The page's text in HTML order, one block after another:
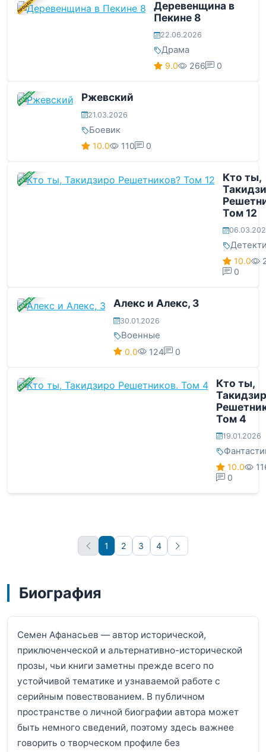
В ПРОЦЕССЕ
Деревенщина в
Пекине 8
22.06.2026
Драма
9.0 266 0
ЗАВЕРШЕНА Ржевский
21.03.2026
Боевик
10.0 110 0
ЗАВЕРШЕНА
Кто ты,
Том 12
10.0
0
ЗАВЕРШЕНА Алекс и Алекс, 3
30.01.2026
Военные
0.0 124 0
ЗАВЕРШЕНА
Кто ты,
Том 4
19.01.2026
10.0
0
1 2 3 4
Вперёд
Биография
Семен Афанасьев — автор исторической,
приключенческой и альтернативно-исторической
прозы, чьи книги заметны прежде всего по
устойчивой тематике и узнаваемой работе с
серийным повествованием. В публичном
пространстве о личной биографии автора может
быть немного сведений, поэтому здесь важнее
говорить о творческом профиле без